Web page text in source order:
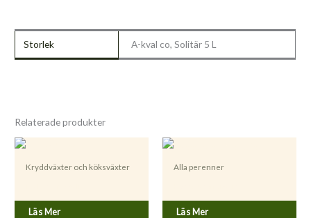
Storlek A-kval co, Solitär 5 L
Relaterade produkter
Kryddväxter och köksväxter
Läs Mer
Alla perenner
Läs Mer